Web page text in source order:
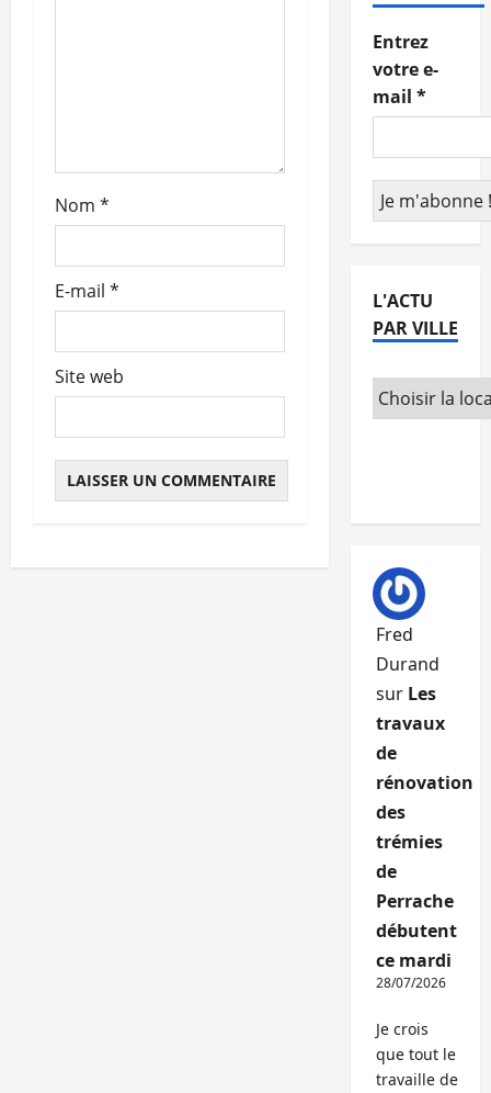
t
i
c
l
e
Nom *
E-mail *
Site web
Entrez
votre e-
mail *
L'ACTU
PAR VILLE
Fred
Durand
sur Les
travaux
de
rénovation
des
trémies
de
Perrache
débutent
ce mardi
28/07/2026
Je crois
que tout le
travaille de